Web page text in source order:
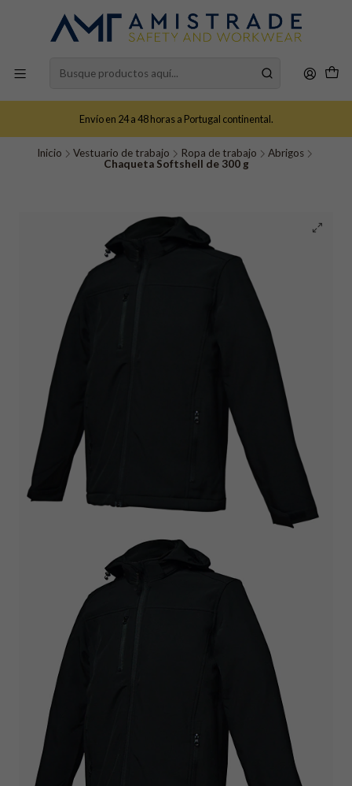
Envío en 24 a 48 horas a Portugal continental.
Inicio Vestuario de trabajo Ropa de trabajo
Abrigos
Chaqueta Softshell de 300 g